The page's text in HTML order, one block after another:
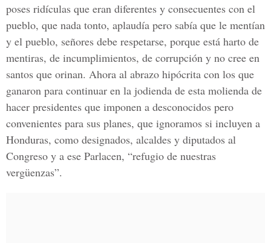
poses ridículas que eran diferentes y consecuentes con el
pueblo, que nada tonto, aplaudía pero sabía que le mentían
y el pueblo, señores debe respetarse, porque está harto de
mentiras, de incumplimientos, de corrupción y no cree en
santos que orinan. Ahora al abrazo hipócrita con los que
ganaron para continuar en la jodienda de esta molienda de
hacer presidentes que imponen a desconocidos pero
convenientes para sus planes, que ignoramos si incluyen a
Honduras, como designados, alcaldes y diputados al
Congreso y a ese Parlacen, “refugio de nuestras
vergüenzas”.